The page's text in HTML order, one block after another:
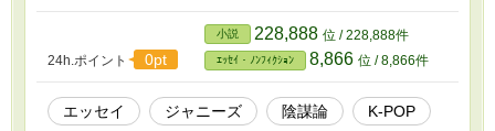
24h.ポイント 0pt
小説 228,888 位 / 228,888件
ｴｯｾｲ・ﾉﾝﾌｨｸｼｮﾝ 8,866 位 / 8,866件
エッセイ ジャニーズ 陰謀論 K-POP